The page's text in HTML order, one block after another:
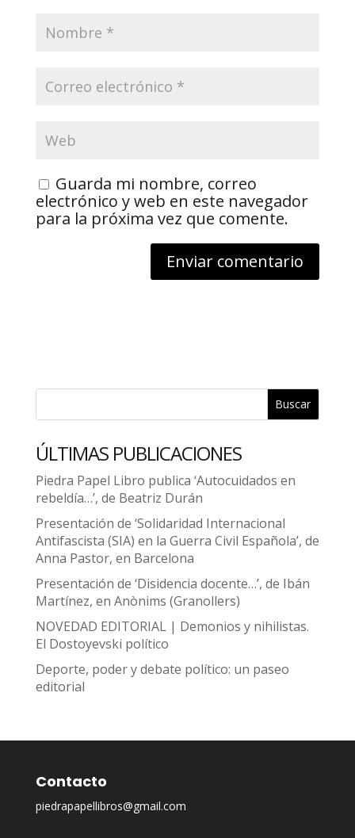
Guarda mi nombre, correo
electrónico y web en este navegador
para la próxima vez que comente.
Buscar
ÚLTIMAS PUBLICACIONES
Piedra Papel Libro publica ‘Autocuidados en
rebeldía…’, de Beatriz Durán
Presentación de ‘Solidaridad Internacional
Antifascista (SIA) en la Guerra Civil Española’, de
Anna Pastor, en Barcelona
Presentación de ‘Disidencia docente…’, de Ibán
Martínez, en Anònims (Granollers)
NOVEDAD EDITORIAL | Demonios y nihilistas.
El Dostoyevski político
Deporte, poder y debate político: un paseo
editorial
Contacto
piedrapapellibros@gmail.com